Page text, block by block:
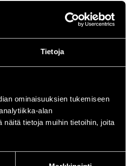
Tietoja
ominaisuuksien tukemiseen
alan
tietoja muihin tietoihin, joita